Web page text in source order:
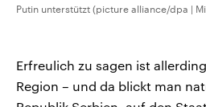
Putin unterstützt (picture alliance/dpa |
Erfreulich zu sagen ist
Region – und da blickt man